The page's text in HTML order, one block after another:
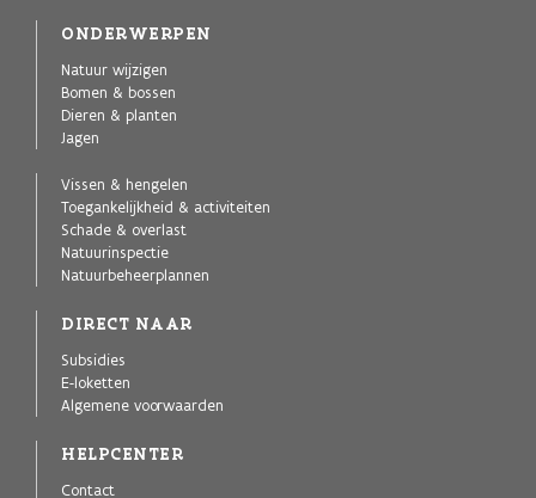
ONDERWERPEN
Natuur wijzigen
Bomen & bossen
Dieren & planten
Jagen
Vissen & hengelen
Toegankelijkheid & activiteiten
Schade & overlast
Natuurinspectie
Natuurbeheerplannen
DIRECT NAAR
Subsidies
E-loketten
Algemene voorwaarden
HELPCENTER
Contact